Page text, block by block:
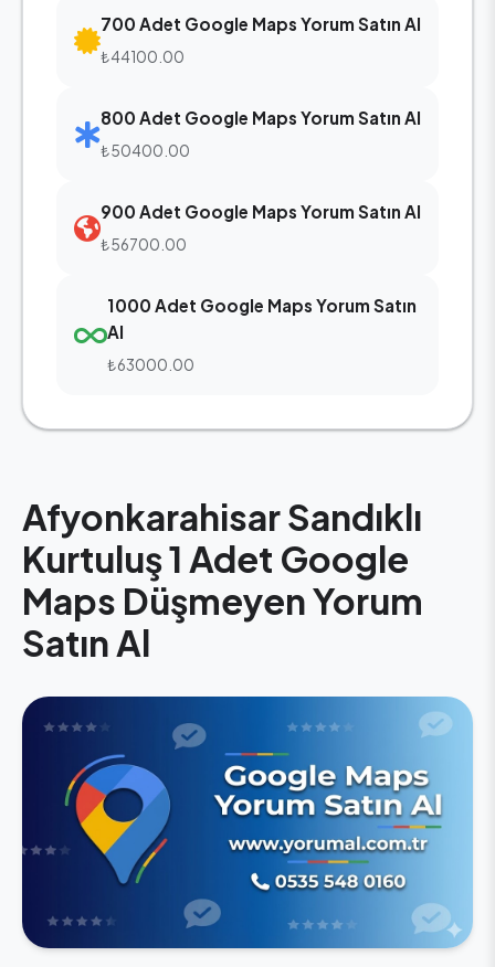
Afyonkarahisar Sandıklı
Kurtuluş 1 Adet Google
Maps Düşmeyen Yorum
Satın Al
700 Adet Google Maps Yorum Satın Al
₺44100.00
800 Adet Google Maps Yorum Satın Al
₺50400.00
900 Adet Google Maps Yorum Satın Al
₺56700.00
1000 Adet Google Maps Yorum Satın
Al
₺63000.00